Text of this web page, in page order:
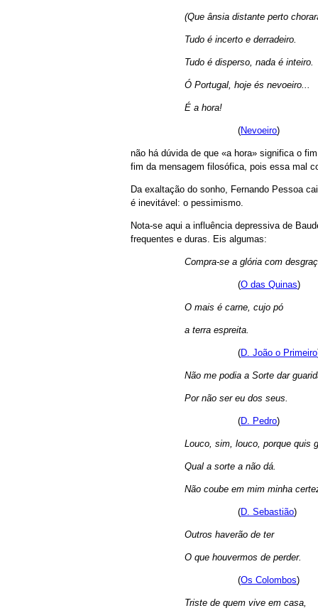
(Que ânsia distante perto
Tudo é incerto e derradeiro.
Tudo é disperso, nada é inteiro.
Ó Portugal, hoje és nevoeiro...
É a hora!
(Nevoeiro)
não há dúvida de que «a hora» significa o
fim da mensagem filosófica, pois essa mal
Da exaltação do sonho, Fernando Pessoa
é inevitável: o pessimismo.
Nota-se aqui a influência depressiva de
frequentes e duras. Eis algumas:
Compra-se a glória com
(O das Quinas)
O mais é carne, cujo pó
a terra espreita.
(D. João o Primeiro
Não me podia a Sorte dar
Por não ser eu dos seus.
(D. Pedro)
Louco, sim, louco, porque quis
Qual a sorte a não dá.
Não coube em mim minha
(D. Sebastião)
Outros haverão de ter
O que houvermos de perder.
(Os Colombos)
Triste de quem vive em casa,